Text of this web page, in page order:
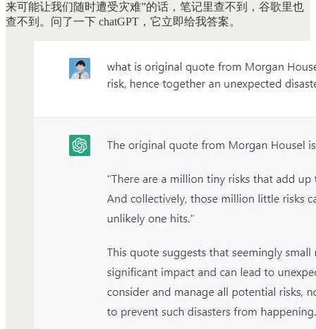
来可能让我们随时遭受灾难”的话，笔记里查不到，谷歌里也
查不到。问了一下 chatGPT，它立即给我答案。